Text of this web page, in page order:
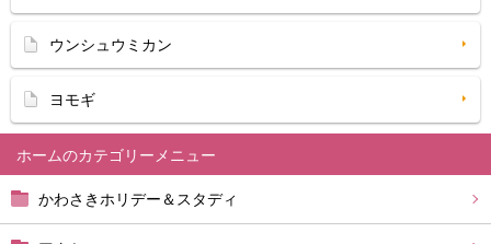
ホーム
かわさきホリデー＆スタディ
ウンシュウミカン
ヨモギ